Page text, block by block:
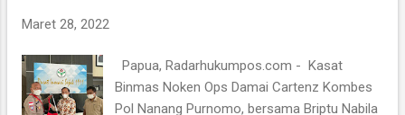
serentak gabungan dengan 34 wilayah atau
provinsi, harapannya kita bisa berada di
Maret 28, 2022
Papua, Radarhukumpos.com - Kasat
Binmas Noken Ops Damai Cartenz Kombes
Pol Nanang Purnomo, bersama Briptu Nabila